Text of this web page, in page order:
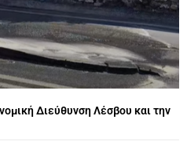
Διεύθυνση Λέσβου και την